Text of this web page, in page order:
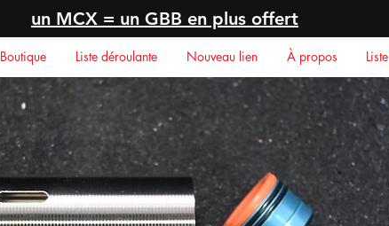
un MCX = un GBB en plus offert
Boutique Liste déroulante Nouveau lien À propos